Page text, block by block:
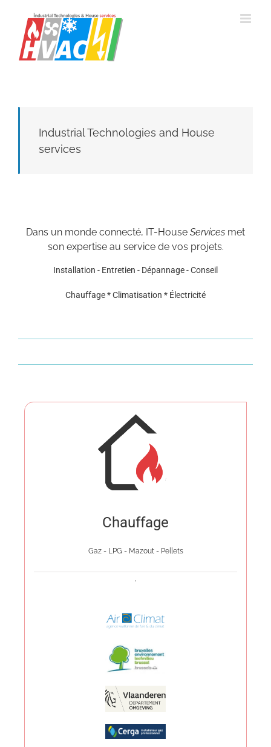
contenu
Industrial Technologies and House
services
Dans un monde connecté, IT-House Services met
son expertise au service de vos projets.
Installation - Entretien - Dépannage - Conseil
Chauffage * Climatisation * Électricité
Chauffage
Gaz - LPG - Mazout - Pellets
.